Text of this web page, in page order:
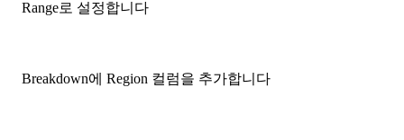
Range로 설정합니다
Breakdown에 Region 컬럼을 추가합니다